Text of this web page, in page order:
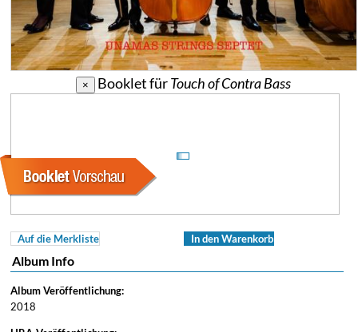
× Booklet fürTouch of Contra Bass
Auf die Merkliste In den Warenkorb
Album Info
Album Veröffentlichung:
2018